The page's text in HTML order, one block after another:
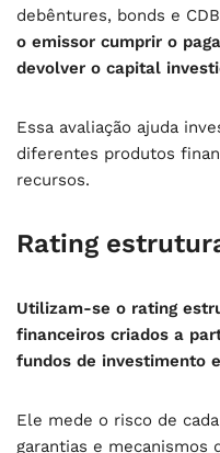
debêntures, bonds e
o emissor cumprir o
devolver o capital
Essa avaliação ajuda
diferentes produtos
recursos.
Rating
Utilizam-se o rating
financeiros criados a
fundos de investimento
Ele mede o risco de
garantias e mecanismos